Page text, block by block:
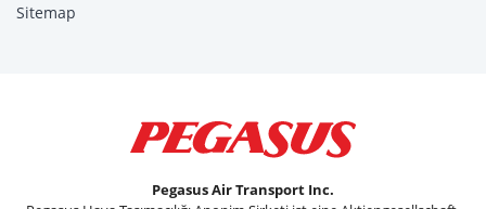
Sitemap
Pegasus Air Transport Inc.